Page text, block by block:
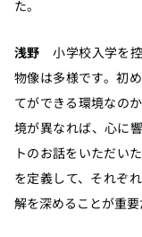
た。
浅野 小学校入学を
物像は多様です。初
てができる環境なの
境が異なれば、心に
トのお話をいただい
を定義して、それぞ
解を深めることが重要